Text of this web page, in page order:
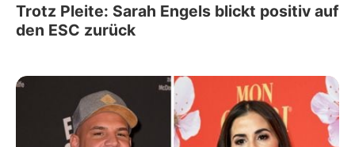
Trotz Pleite: Sarah Engels blickt positiv auf
den ESC zurück